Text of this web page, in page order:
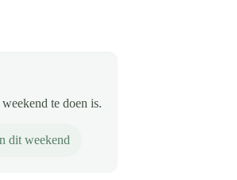
te doen is.
dit weekend